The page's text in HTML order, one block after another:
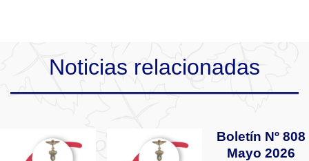
Noticias relacionadas
Boletín Nº 808
Mayo 2026